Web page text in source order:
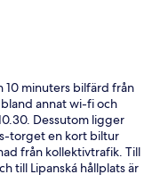
10 minuters bilfärd från
annat wi-fi och
Dessutom ligger
torget en kort biltur
från kollektivtrafik. Till
till Lipanská hållplats är